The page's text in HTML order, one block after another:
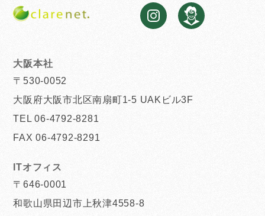
大阪本社
〒530-0052
大阪府大阪市北区南扇町1-5 UAKビル3F
TEL 06-4792-8281
FAX 06-4792-8291
ITオフィス
〒646-0001
和歌山県田辺市上秋津4558-8